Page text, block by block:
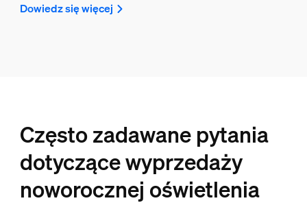
Dowiedz się więcej
Często zadawane pytania
dotyczące wyprzedaży
noworocznej oświetlenia